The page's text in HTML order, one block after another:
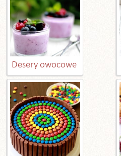
Desery owocowe